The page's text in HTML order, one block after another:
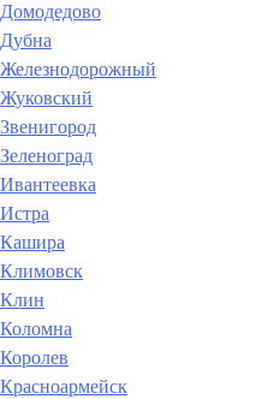
Домодедово
Дубна
Железнодорожный
Жуковский
Звенигород
Зеленоград
Ивантеевка
Истра
Кашира
Климовск
Клин
Коломна
Королев
Красноармейск